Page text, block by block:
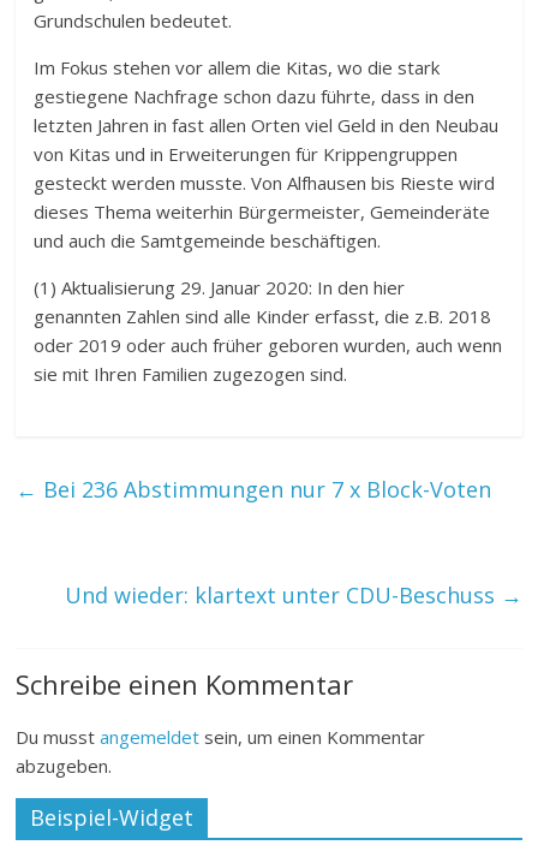
Grundschulen bedeutet.
Im Fokus stehen vor allem die Kitas, wo die stark
gestiegene Nachfrage schon dazu führte, dass in den
letzten Jahren in fast allen Orten viel Geld in den Neubau
von Kitas und in Erweiterungen für Krippengruppen
gesteckt werden musste. Von Alfhausen bis Rieste wird
dieses Thema weiterhin Bürgermeister, Gemeinderäte
und auch die Samtgemeinde beschäftigen.
(1) Aktualisierung 29. Januar 2020: In den hier
genannten Zahlen sind alle Kinder erfasst, die z.B. 2018
oder 2019 oder auch früher geboren wurden, auch wenn
sie mit Ihren Familien zugezogen sind.
← Bei 236 Abstimmungen nur 7 x Block-Voten
Und wieder: klartext unter CDU-Beschuss →
Schreibe einen Kommentar
Du musstangemeldet sein, um einen Kommentar
abzugeben.
Beispiel-Widget